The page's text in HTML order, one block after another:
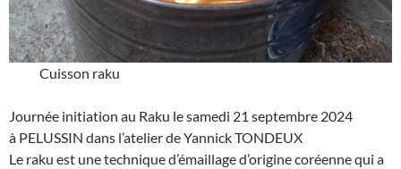
Cuisson raku
Journée initiation au Raku le samedi 21 septembre 2024
à PELUSSIN dans l’atelier de Yannick TONDEUX
Le raku est une technique d’émaillage d’origine coréenne qui a